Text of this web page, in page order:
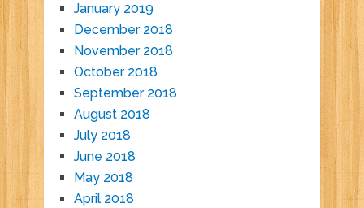
January 2019
December 2018
November 2018
October 2018
September 2018
August 2018
July 2018
June 2018
May 2018
April 2018